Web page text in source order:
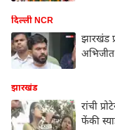
दिल्ली NCR
झारखंड
झारखंड
रांची
फेंकी